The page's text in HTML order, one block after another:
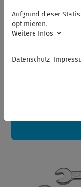
Ihre
Aufgrund dieser
optimieren.
Weitere Infos
Datenschutz